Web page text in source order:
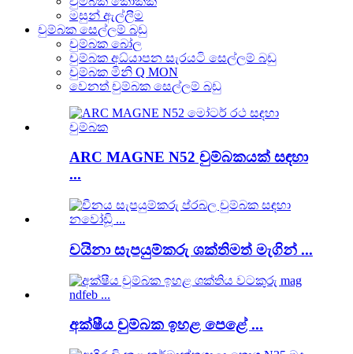
මසුන් ඇල්ලීම
චුම්බක සෙල්ලම් බඩු
චුම්බක බෝල
චුම්බක අධ්යාපන සැරයටි සෙල්ලම් බඩු
චුම්බක මිනි Q MON
වෙනත් චුම්බක සෙල්ලම් බඩු
ARC MAGNE N52 චුම්බකයක් සඳහා
...
චයිනා සැපයුම්කරු ශක්තිමත් මැගින් ...
අක්ෂීය චුම්බක ඉහළ පෙළේ ...